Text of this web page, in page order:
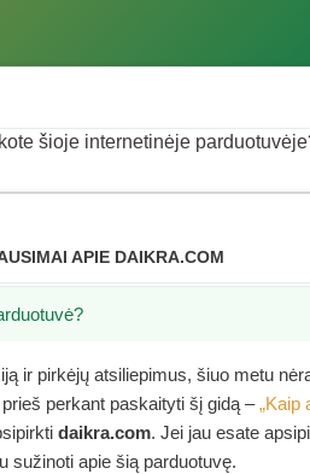
šioje internetinėje
APIE DAIKRA.COM
ir pirkėjų atsiliepimus, šiuo metu
perkant paskaityti šį gidą –„Kaip
daikra.com. Jei jau esate
sužinoti apie šią parduotuvę.